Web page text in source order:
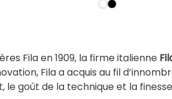
Filaen 1909, la firme italienne
Fila a acquis au fil
le goût de la technique et la